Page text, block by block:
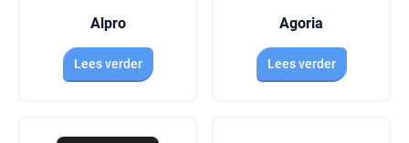
Alpro
Lees verder
Agoria
Lees verder